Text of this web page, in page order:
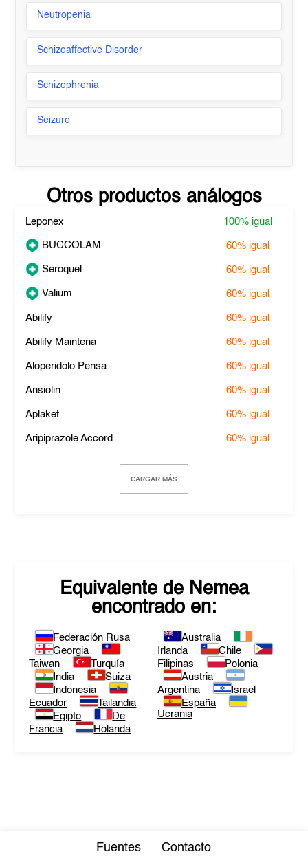
Neutropenia
Schizoaffective Disorder
Schizophrenia
Seizure
Otros productos análogos
Leponex 100% igual
BUCCOLAM 60% igual
Seroquel 60% igual
Valium 60% igual
Abilify 60% igual
Abilify Maintena 60% igual
Aloperidolo Pensa 60% igual
Ansiolin 60% igual
Aplaket 60% igual
Aripiprazole Accord 60% igual
CARGAR MÁS
Equivalente de Nemea
encontrado en:
Federación Rusa
Georgia
Taiwan
Turquía
India
Suiza
Indonesia
Ecuador
Tailandia
Egipto
De
Francia
Holanda
Australia
Irlanda
Chile
Filipinas
Polonia
Austria
Argentina
Israel
España
Ucrania
Fuentes Contacto